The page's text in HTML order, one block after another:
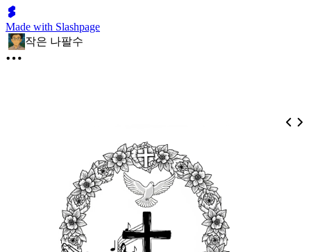
Made with Slashpage
작은 나팔수